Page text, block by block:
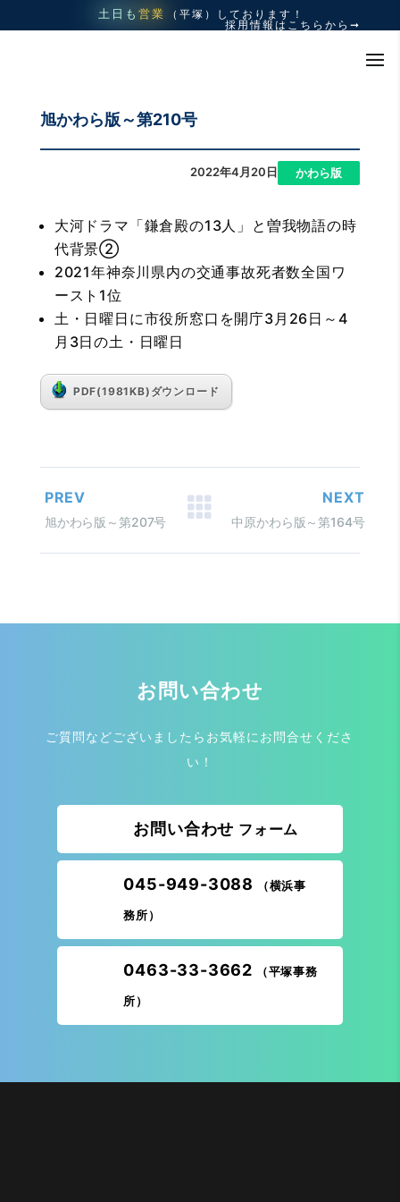
土日も 営業 （平塚）
しております！
採用情報はこちらから➞
旭かわら版～第210号
2022年4月20日 かわら版
大河ドラマ「鎌倉殿の13人」と曽我物語の時
代背景②
2021年神奈川県内の交通事故死者数全国ワ
ースト1位
土・日曜日に市役所窓口を開庁3月26日～4
月3日の土・日曜日
PDF(1981KB)ダウンロード
PREV
旭かわら版～第207号
NEXT
中原かわら版～第164号
お問い合わせ
ご質問などございましたらお気軽にお問合せくださ
い！
お問い合わせ フォーム
045-949-3088 （横浜事
務所）
0463-33-3662 （平塚事務
所）